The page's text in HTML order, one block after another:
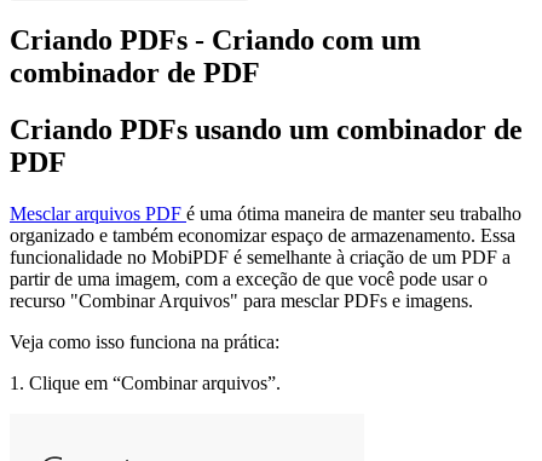
Criando PDFs - Criando com um
combinador de PDF
Criando PDFs usando um combinador de
PDF
Mesclar arquivos PDF é uma ótima maneira de manter seu trabalho
organizado e também economizar espaço de armazenamento. Essa
funcionalidade no MobiPDF é semelhante à criação de um PDF a
partir de uma imagem, com a exceção de que você pode usar o
recurso "Combinar Arquivos" para mesclar PDFs e imagens.
Veja como isso funciona na prática:
1. Clique em “Combinar arquivos”.